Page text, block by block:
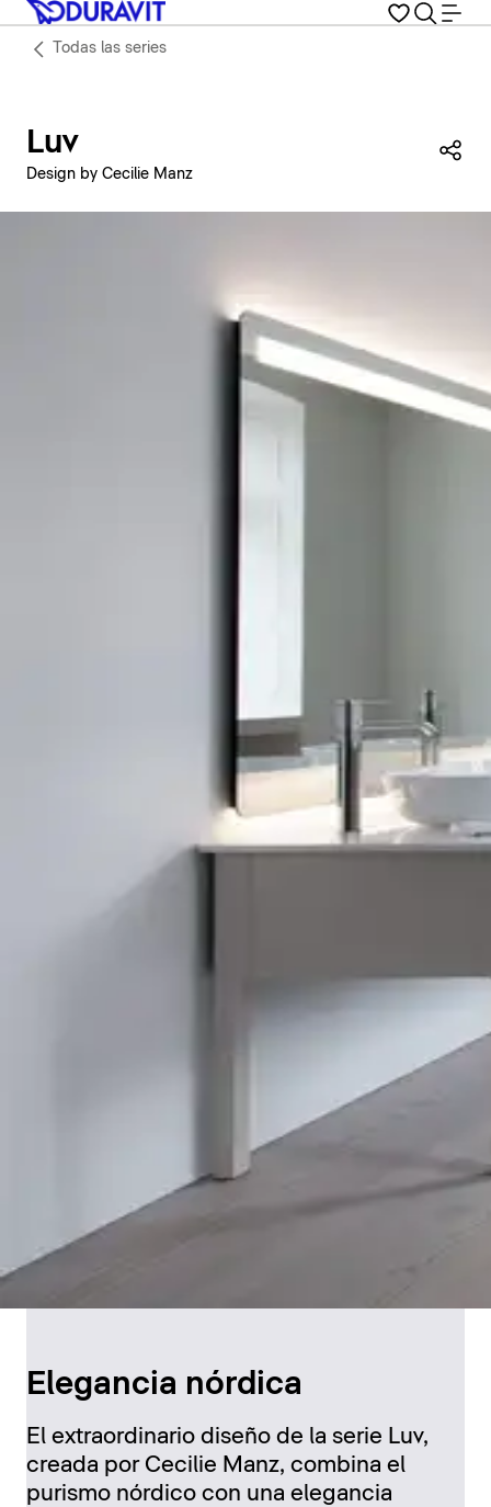
Todas las series
Luv
Design by Cecilie Manz
Elegancia nórdica
El extraordinario diseño de la serie Luv,
creada por Cecilie Manz, combina el
purismo nórdico con una elegancia